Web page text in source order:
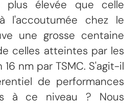
plus élevée que celle
l'accoutumée chez le
une grosse centaine
celles atteintes par les
16 nm par TSMC. S'agit-il
de performances
à ce niveau ? Nous